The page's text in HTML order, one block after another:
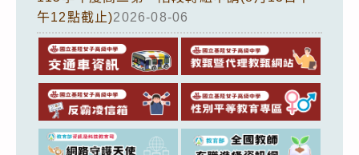
午12點截止)2026-08-06